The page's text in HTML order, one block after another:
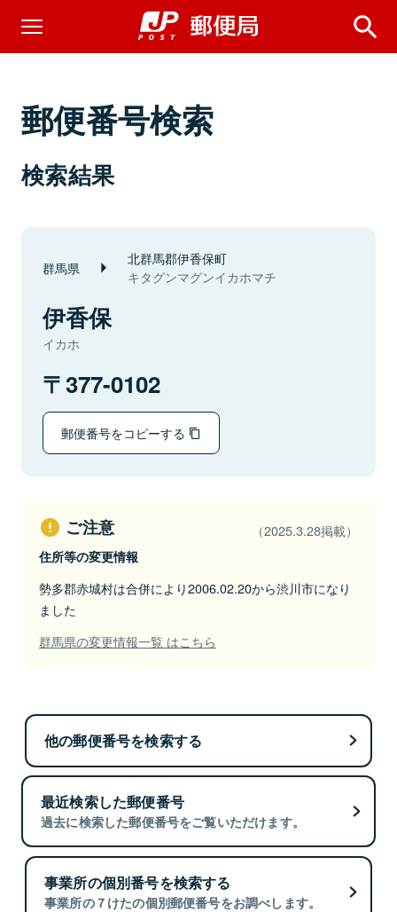
郵便番号検索
検索結果
群馬県 北群馬郡伊香保町
キタグンマグンイカホマチ
伊香保
イカホ
377-0102
郵便番号をコピーする
ご注意 （2025.3.28掲載）
住所等の変更情報
勢多郡赤城村は合併により2006.02.20から渋川市になり
ました
群馬県の変更情報一覧 はこちら
他の郵便番号を検索する
最近検索した郵便番号
過去に検索した郵便番号をご覧いただけます。
事業所の個別番号を検索する
事業所の７けたの個別郵便番号をお調べします。